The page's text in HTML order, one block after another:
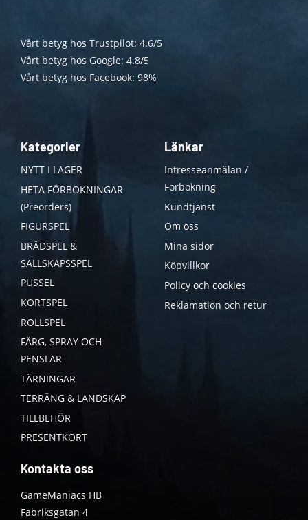
Vårt betyg hos Trustpilot: 4.6/5
Vårt betyg hos Google: 4.8/5
Vårt betyg hos Facebook: 98%
Kategorier
NYTT I LAGER
HETA FÖRBOKNINGAR
(Preorders)
FIGURSPEL
BRÄDSPEL &
SÄLLSKAPSSPEL
PUSSEL
KORTSPEL
ROLLSPEL
FÄRG, SPRAY OCH
PENSLAR
TÄRNINGAR
TERRÄNG & LANDSKAP
TILLBEHÖR
PRESENTKORT
Länkar
Intresseanmälan /
Förbokning
Kundtjänst
Om oss
Mina sidor
Köpvillkor
Policy och cookies
Reklamation och retur
Kontakta oss
GameManiacs HB
Fabriksgatan 4